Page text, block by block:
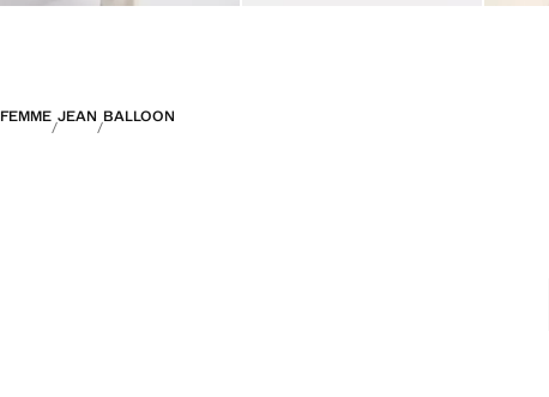
FEMME JEAN BALLOON